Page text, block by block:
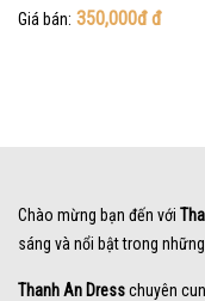
Giá bán: 350,000đđ
Chào mừng bạn đến với
sáng và nổi bật trong
Thanh An Dresschuyên